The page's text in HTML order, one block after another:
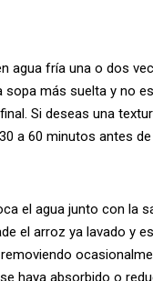
agua fría una o dos
más suelta y no
Si deseas una
a 60 minutos antes
el agua junto con la
el arroz ya lavado y
haya absorbido o